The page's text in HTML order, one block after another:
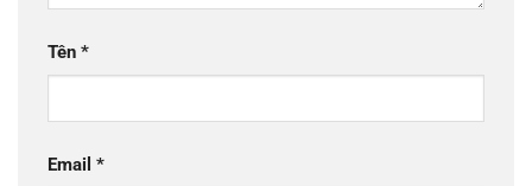
Tên *
Email *